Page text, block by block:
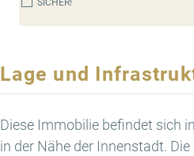
SICHER!
Lage und
Diese Immobilie befindet sich
in der Nähe der Innenstadt.